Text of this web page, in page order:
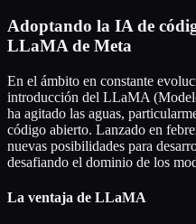
Adoptando la IA de
LLaMA de Meta
En el ámbito en constante
introducción del LLaMA
ha agitado las aguas,
código abierto. Lanzado en
nuevas posibilidades para
desafiando el dominio de los
La ventaja de LLaMA